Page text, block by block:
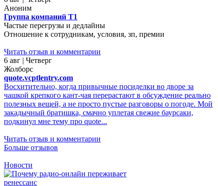
Аноним
Группа компаний Т1
Частые перегрузы и дедлайны
Отношение к сотрудникам, условия, зп, премии
Читать отзыв и комментарии
6 авг | Четверг
Жолборс
quote.vcptlentry.com
Восхитительно, когда привычные посиделки во дворе за
чашкой крепкого кант-чая перерастают в обсуждение реально
полезных вещей, а не просто пустые разговоры о погоде. Мой
закадычный братишка, смачно уплетая свежие баурсаки,
подкинул мне тему про quote...
Читать отзыв и комментарии
Больше отзывов
Новости